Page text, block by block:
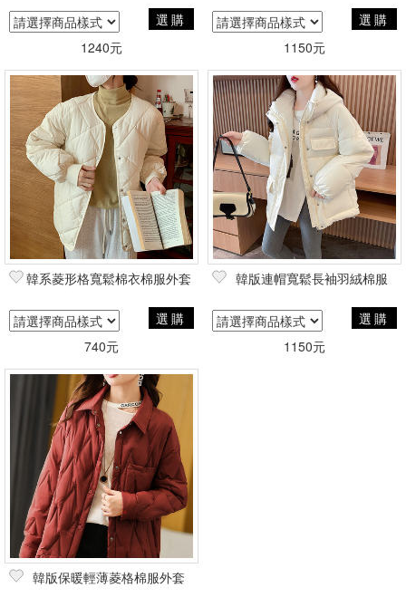
選購
1240元
選購
1150元
韓系菱形格寬鬆棉衣棉服外套
選購
740元
韓版連帽寬鬆長袖羽絨棉服
選購
1150元
韓版保暖輕薄菱格棉服外套